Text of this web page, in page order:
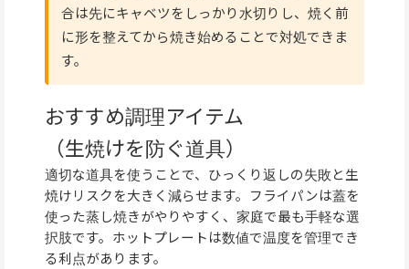
合は先にキャベツをしっかり水切りし、焼く前
に形を整えてから焼き始めることで対処できま
す。
おすすめ調理アイテム
（生焼けを防ぐ道具）
適切な道具を使うことで、ひっくり返しの失敗と生
焼けリスクを大きく減らせます。フライパンは蓋を
使った蒸し焼きがやりやすく、家庭で最も手軽な選
択肢です。ホットプレートは数値で温度を管理でき
る利点があります。